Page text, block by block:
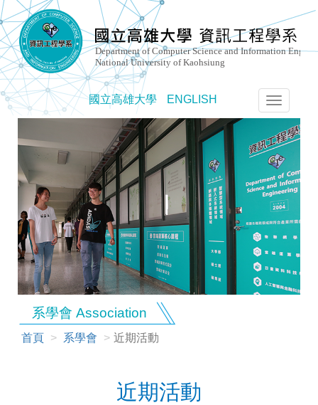
國立高雄大學 ENGLISH
選
單
切
換
系學會 Association
首頁 系學會 近期活動
近期活動